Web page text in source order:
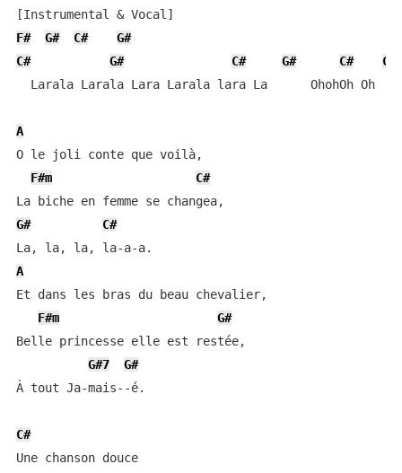
F#
G# C#
G#
C#
G# C# G# C#
C#
  Larala Larala Lara Larala lara La      OhohOh Oh
A
O le joli conte que voilà,
F#m
C#
G#
C#
A
Et dans les bras du beau chevalier,
F#m
G#
Belle princesse elle est restée,
G#7
G#
À tout Ja-mais--é.
C#
Une chanson douce